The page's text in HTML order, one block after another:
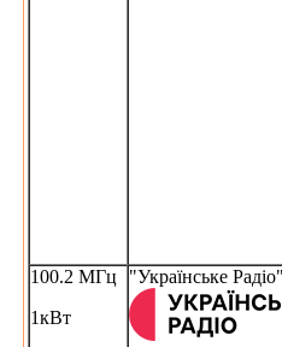
100.2 МГц
1кВт
"Українське